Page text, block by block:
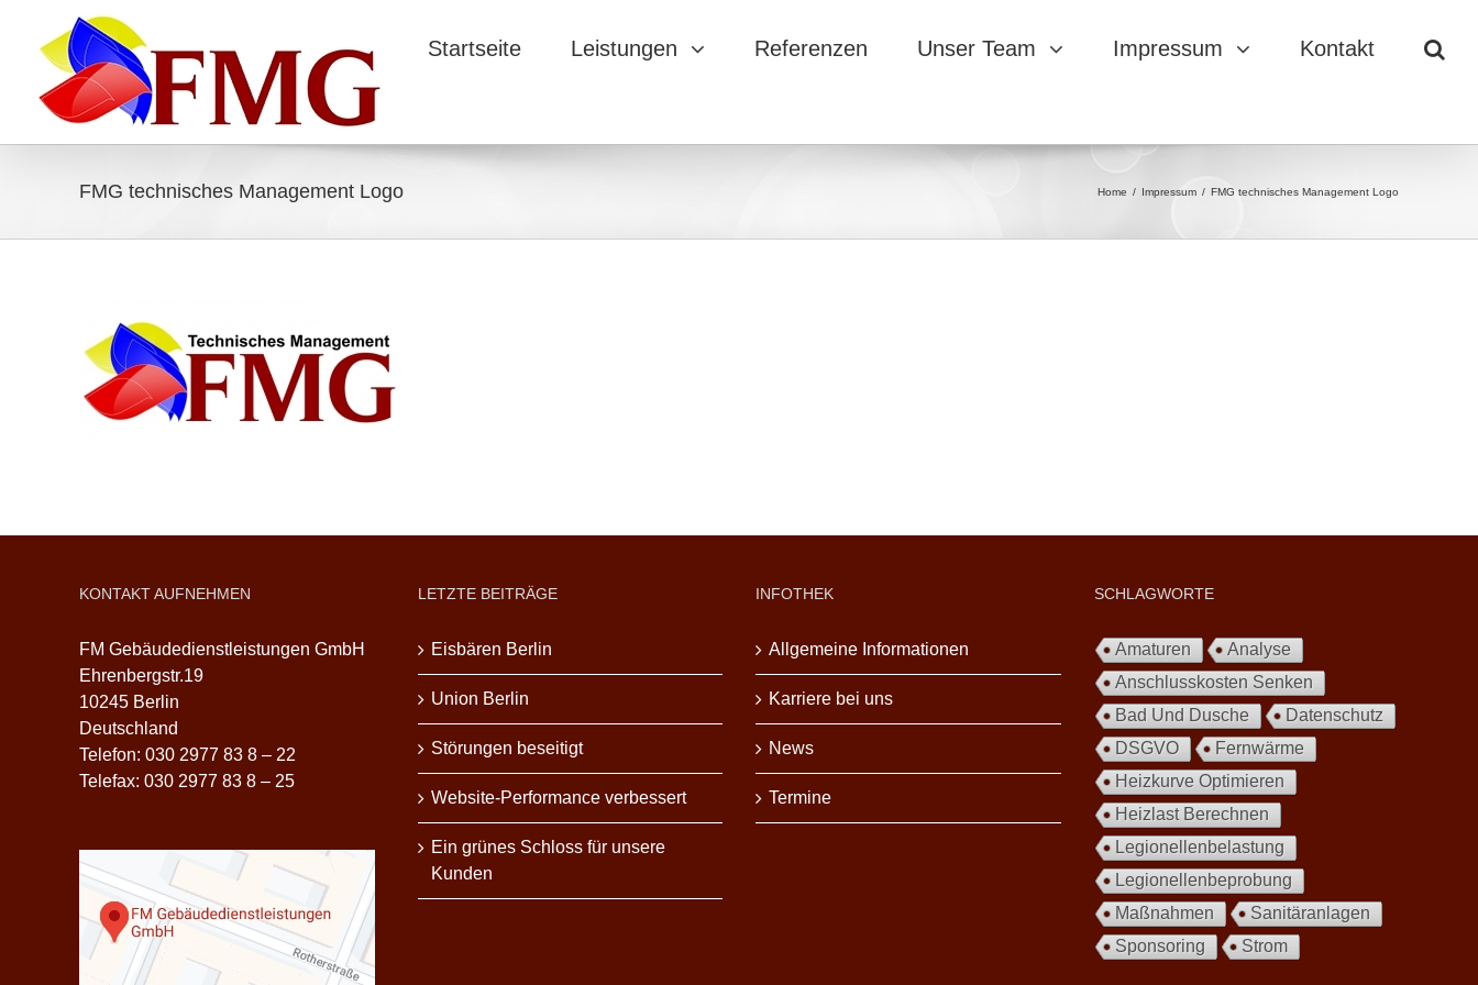
Startseite Leistungen Referenzen Unser Team Impressum Kontakt
FMG technisches Management Logo Home / Impressum / FMG technisches Management Logo
KONTAKT AUFNEHMEN
FM Gebäudedienstleistungen GmbH
Ehrenbergstr.19
10245 Berlin
Deutschland
Telefon: 030 2977 83 8 – 22
Telefax: 030 2977 83 8 – 25
LETZTE BEITRÄGE
Eisbären Berlin
Union Berlin
Störungen beseitigt
Website-Performance verbessert
Ein grünes Schloss für unsere
Kunden
INFOTHEK
Allgemeine Informationen
Karriere bei uns
News
Termine
SCHLAGWORTE
Amaturen
Analyse
Anschlusskosten Senken
Bad Und Dusche
Datenschutz
DSGVO
Fernwärme
Heizkurve Optimieren
Heizlast Berechnen
Legionellenbelastung
Legionellenbeprobung
Maßnahmen
Sanitäranlagen
Sponsoring
Strom